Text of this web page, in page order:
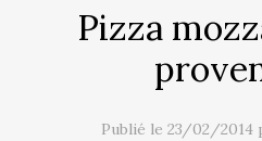
Pizza
Publié le 23/02/2014